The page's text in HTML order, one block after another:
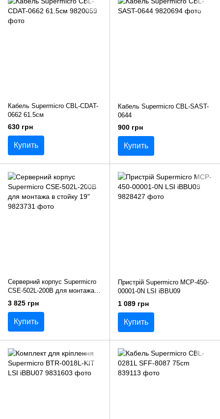
Кабель Supermicro CBL-CDAT-
0662 61.5см
630 грн
Купить
Кабель Supermicro CBL-SAST-
0644
900 грн
Купить
Серверний корпус Supermicro
CSE-502L-200B для монтажа в
стойку 19"
3 825 грн
Купить
Пристрій Supermicro MCP-450-
00001-0N LSI iBBU09
1 089 грн
Купить